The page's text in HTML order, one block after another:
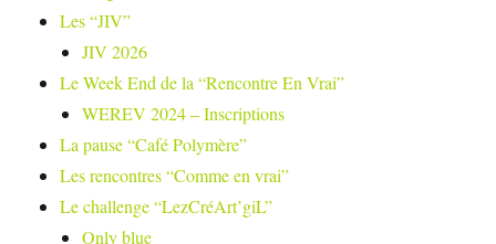
Les “JIV”
JIV 2026
Le Week End de la “Rencontre En Vrai”
WEREV 2024 – Inscriptions
La pause “Café Polymère”
Les rencontres “Comme en vrai”
Le challenge “LezCréArt’giL”
Only blue